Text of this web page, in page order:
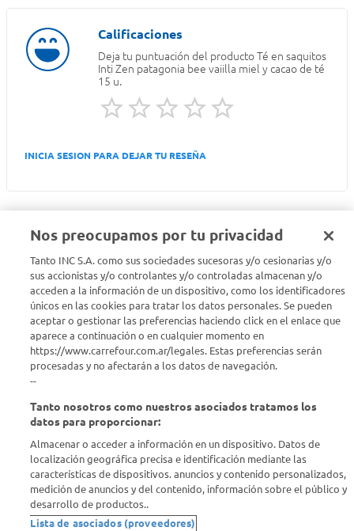
Deja tu puntuación del productoTé en saquitos
Inti Zen patagonia bee vaiilla miel y cacao de té
15 u.
INICIA SESION PARA DEJAR TU RESEÑA
Seguinos en :
Estamos para ayudarte
¿Tenés una consulta? Comunicate con nosotrosacá
Descubrí Carrefour
Conocenos
Info útil
Comprá Online
Nos preocupamos por tu privacidad
Tanto INC S.A. como sus sociedades sucesoras y/o cesionarias y/o
sus accionistas y/o controlantes y/o controladas almacenan y/o
acceden a la información de un dispositivo, como los identificadores
únicos en las cookies para tratar los datos personales. Se pueden
aceptar o gestionar las preferencias haciendo click en el enlace que
aparece a continuación o en cualquier momento en
https://www.carrefour.com.ar/legales. Estas preferencias serán
procesadas y no afectarán a los datos de navegación.
--
Tanto nosotros como nuestros asociados tratamos los
datos para proporcionar:
Almacenar o acceder a información en un dispositivo. Datos de
localización geográfica precisa e identificación mediante las
características de dispositivos. anuncios y contenido personalizados,
medición de anuncios y del contenido, información sobre el público y
desarrollo de productos..
Lista de asociados (proveedores)